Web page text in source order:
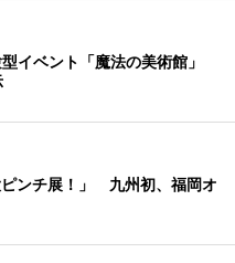
イベント「魔法の美術館」
ンチ展！」 九州初、福岡オ